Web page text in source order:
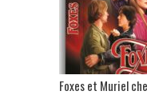
Foxes et Muriel